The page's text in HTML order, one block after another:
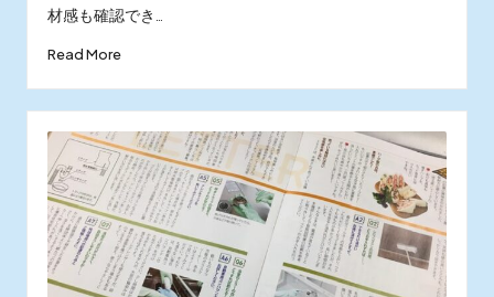
材感も確認でき…
Read More